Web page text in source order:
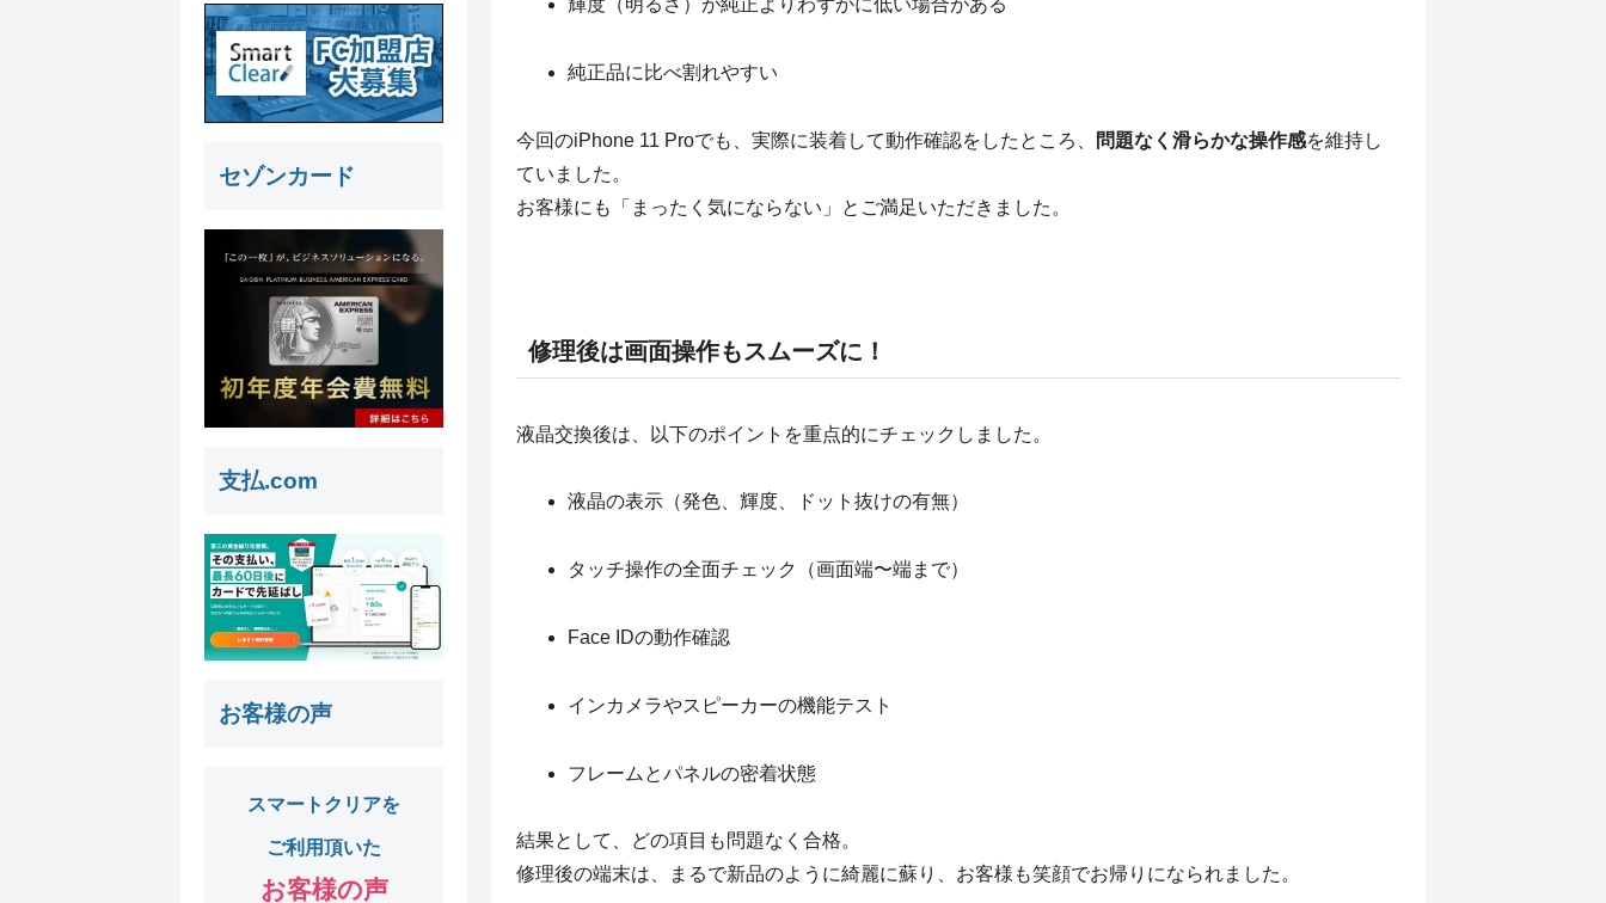
輝度（明るさ）が純正よりわずかに低い場合がある
純正品に比べ割れやすい
今回のiPhone 11 Proでも、実際に装着して動作確認をしたところ、 問題なく滑らかな操作感を維持し
ていました。
お客様にも「まったく気にならない」とご満足いただきました。
修理後は画面操作もスムーズに！
液晶交換後は、以下のポイントを重点的にチェックしました。
液晶の表示（発色、輝度、ドット抜けの有無）
タッチ操作の全面チェック（画面端〜端まで）
Face IDの動作確認
インカメラやスピーカーの機能テスト
フレームとパネルの密着状態
結果として、どの項目も問題なく合格。
修理後の端末は、まるで新品のように綺麗に蘇り、お客様も笑顔でお帰りになられました。
セゾンカード
支払.com
お客様の声
スマートクリアを
ご利用頂いた
お客様の声